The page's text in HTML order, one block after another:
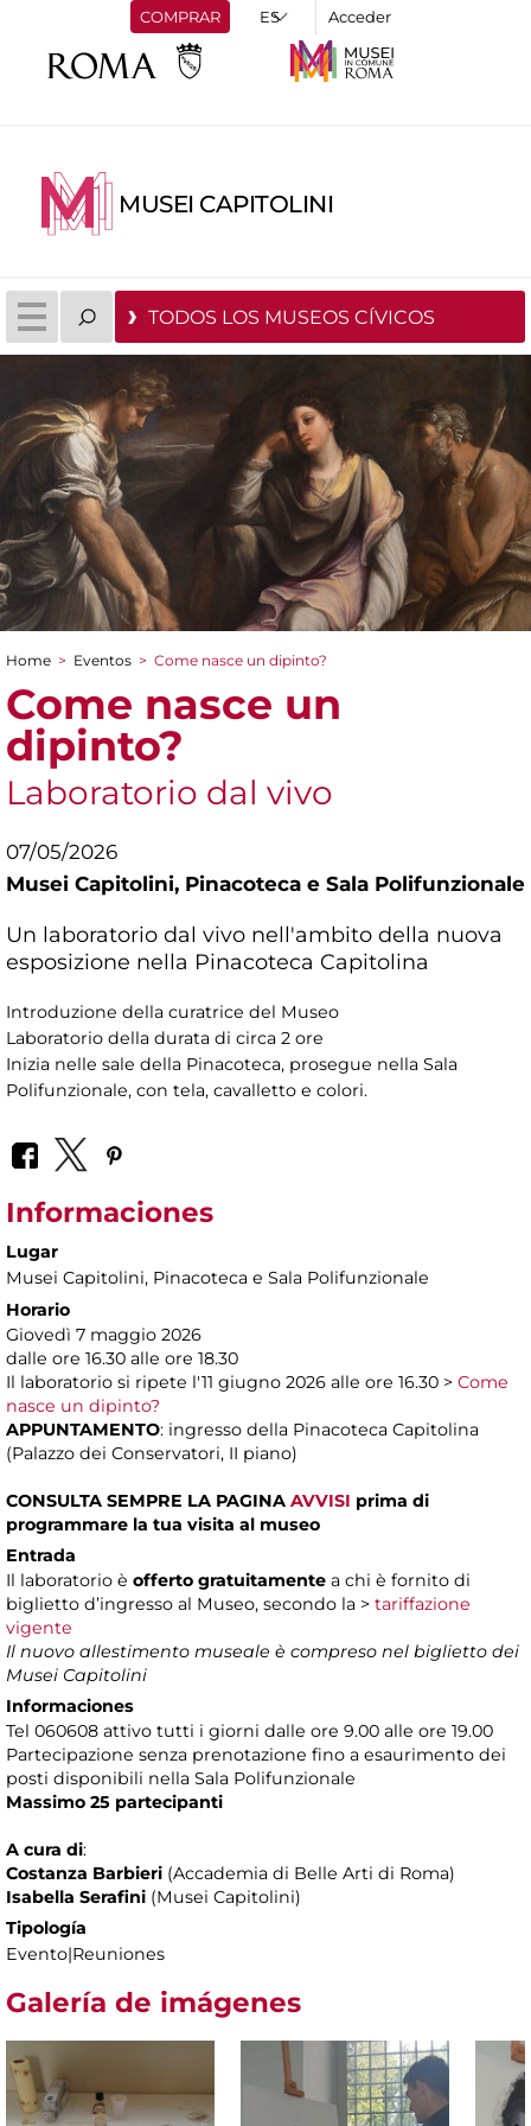
COMPRAR Acceder
MUSEI CAPITOLINI
TODOS LOS MUSEOS CÍVICOS
You are here
Home > Eventos > Come nasce un dipinto?
Come nasce un
dipinto?
Laboratorio dal vivo
07/05/2026
Musei Capitolini, Pinacoteca e Sala Polifunzionale
Un laboratorio dal vivo nell'ambito della nuova
esposizione nella Pinacoteca Capitolina
Introduzione della curatrice del Museo
Laboratorio della durata di circa 2 ore
Inizia nelle sale della Pinacoteca, prosegue nella Sala
Polifunzionale, con tela, cavalletto e colori.
Informaciones
Lugar
Musei Capitolini, Pinacoteca e Sala Polifunzionale
Horario
Giovedì 7 maggio 2026
dalle ore 16.30 alle ore 18.30
Il laboratorio si ripete l'11 giugno 2026 alle ore 16.30 > Come
nasce un dipinto?
APPUNTAMENTO: ingresso della Pinacoteca Capitolina
(Palazzo dei Conservatori, II piano)
CONSULTA SEMPRE LA PAGINA AVVISI prima di
programmare la tua visita al museo
Entrada
Il laboratorio è offerto gratuitamente a chi è fornito di
biglietto d’ingresso al Museo, secondo la > tariffazione
vigente
Il nuovo allestimento museale è compreso nel biglietto dei
Musei Capitolini
Informaciones
Tel 060608 attivo tutti i giorni dalle ore 9.00 alle ore 19.00
Partecipazione senza prenotazione fino a esaurimento dei
posti disponibili nella Sala Polifunzionale
Massimo 25 partecipanti
A cura di:
Costanza Barbieri (Accademia di Belle Arti di Roma)
Isabella Serafini (Musei Capitolini)
Tipología
Evento|Reuniones
Galería de imágenes